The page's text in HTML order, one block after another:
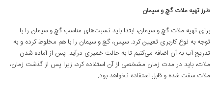
طرز تهیه ملات گچ و سیمان
برای تهیه ملات گچ و سیمان، ابتدا باید نسبت‌های مناسب گچ و سیمان را با
توجه به نوع کاربری تعیین کرد. سپس، گچ و سیمان را با هم مخلوط کرده و به
تدریج آب به آن اضافه می‌کنیم تا به حالت خمیری درآید. پس از آماده شدن
ملات، باید در مدت زمان مشخصی از آن استفاده کرد، زیرا پس از گذشت زمان،
ملات سفت شده و قابل استفاده نخواهد بود.